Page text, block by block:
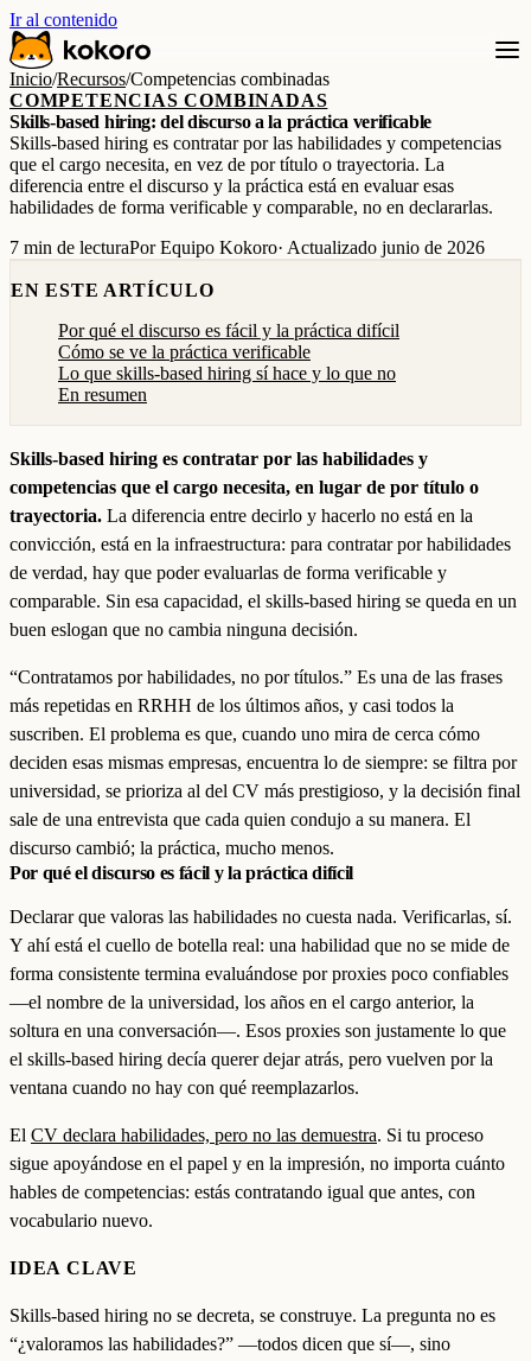
Ir al contenido
Inicio/Recursos/Competencias combinadas
COMPETENCIAS COMBINADAS
Skills-based hiring: del discurso a la práctica verificable
Skills-based hiring es contratar por las habilidades y competencias
que el cargo necesita, en vez de por título o trayectoria. La
diferencia entre el discurso y la práctica está en evaluar esas
habilidades de forma verificable y comparable, no en declararlas.
7 min de lecturaPor Equipo Kokoro· Actualizado junio de 2026
EN ESTE ARTÍCULO
Por qué el discurso es fácil y la práctica difícil
Cómo se ve la práctica verificable
Lo que skills-based hiring sí hace y lo que no
En resumen
Skills-based hiring es contratar por las habilidades y
competencias que el cargo necesita, en lugar de por título o
trayectoria. La diferencia entre decirlo y hacerlo no está en la
convicción, está en la infraestructura: para contratar por habilidades
de verdad, hay que poder evaluarlas de forma verificable y
comparable. Sin esa capacidad, el skills-based hiring se queda en un
buen eslogan que no cambia ninguna decisión.
“Contratamos por habilidades, no por títulos.” Es una de las frases
más repetidas en RRHH de los últimos años, y casi todos la
suscriben. El problema es que, cuando uno mira de cerca cómo
deciden esas mismas empresas, encuentra lo de siempre: se filtra por
universidad, se prioriza al del CV más prestigioso, y la decisión final
sale de una entrevista que cada quien condujo a su manera. El
discurso cambió; la práctica, mucho menos.
Por qué el discurso es fácil y la práctica difícil
Declarar que valoras las habilidades no cuesta nada. Verificarlas, sí.
Y ahí está el cuello de botella real: una habilidad que no se mide de
forma consistente termina evaluándose por proxies poco confiables
—el nombre de la universidad, los años en el cargo anterior, la
soltura en una conversación—. Esos proxies son justamente lo que
el skills-based hiring decía querer dejar atrás, pero vuelven por la
ventana cuando no hay con qué reemplazarlos.
El CV declara habilidades, pero no las demuestra. Si tu proceso
sigue apoyándose en el papel y en la impresión, no importa cuánto
hables de competencias: estás contratando igual que antes, con
vocabulario nuevo.
IDEA CLAVE
Skills-based hiring no se decreta, se construye. La pregunta no es
“¿valoramos las habilidades?” —todos dicen que sí—, sino